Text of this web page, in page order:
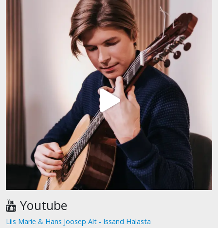
Youtube
Liis Marie & Hans Joosep Alt - Issand Halasta